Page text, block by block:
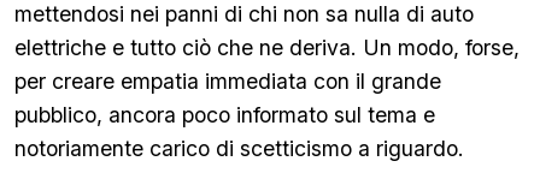
mettendosi nei panni di chi non sa nulla di auto
elettriche e tutto ciò che ne deriva. Un modo, forse,
per creare empatia immediata con il grande
pubblico, ancora poco informato sul tema e
notoriamente carico di scetticismo a riguardo.